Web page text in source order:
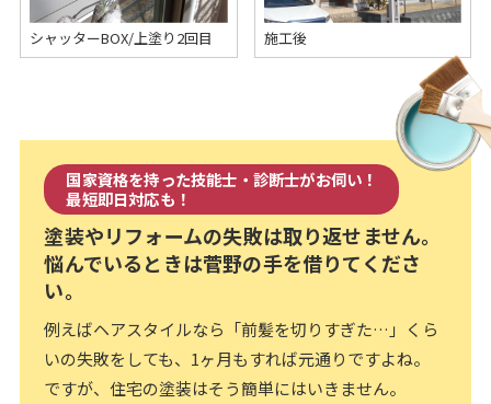
シャッターBOX/上塗り2回目 施工後
国家資格を持った技能士・診断士がお伺い！
最短即日対応も！
塗装やリフォームの失敗は取り返せません。
悩んでいるときは菅野の手を借りてくださ
い。
例えばヘアスタイルなら「前髪を切りすぎた…」くら
いの失敗をしても、1ヶ月もすれば元通りですよね。
ですが、住宅の塗装はそう簡単にはいきません。